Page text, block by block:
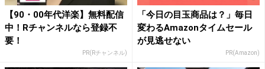
【90・00年代洋楽】無料配信
中！Rチャンネルなら登録不
要！
PR(Rチャンネル)
「今日の目玉商品は？」毎日
変わるAmazonタイムセール
が見逃せない
PR(Amazon)